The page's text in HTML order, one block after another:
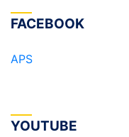
FACEBOOK
APS
YOUTUBE